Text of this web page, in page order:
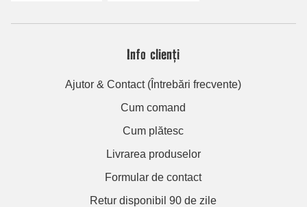
Info clienți
Ajutor & Contact (Întrebări frecvente)
Cum comand
Cum plătesc
Livrarea produselor
Formular de contact
Retur disponibil 90 de zile